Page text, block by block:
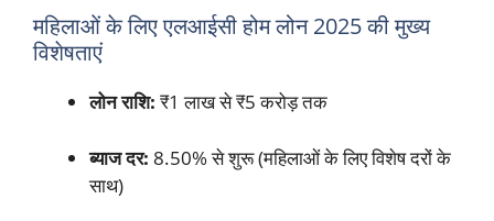
महिलाओं के लिए एलआईसी होम लोन 2025 की मुख्य
विशेषताएं
लोन राशि: ₹1 लाख से ₹5 करोड़ तक
ब्याज दर: 8.50% से शुरू (महिलाओं के लिए विशेष दरों के
साथ)